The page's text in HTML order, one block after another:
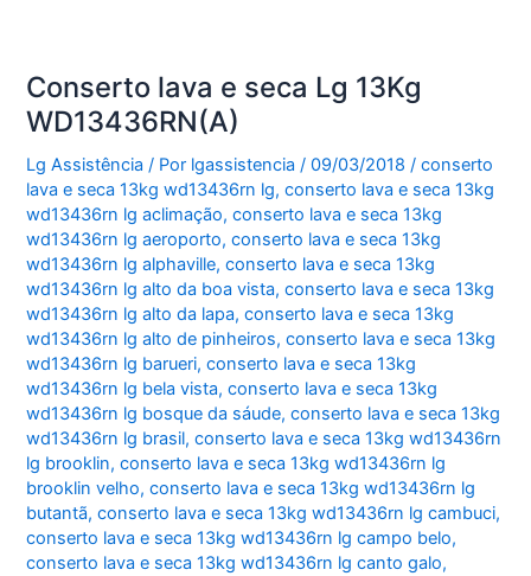
Conserto lava e seca Lg 13Kg
WD13436RN(A)
Lg Assistência / Por lgassistencia/09/03/2018 /conserto
lava e seca 13kg wd13436rn lg,conserto lava e seca 13kg
wd13436rn lg aclimação,conserto lava e seca 13kg
wd13436rn lg aeroporto,conserto lava e seca 13kg
wd13436rn lg alphaville,conserto lava e seca 13kg
wd13436rn lg alto da boa vista,conserto lava e seca 13kg
wd13436rn lg alto da lapa,conserto lava e seca 13kg
wd13436rn lg alto de pinheiros,conserto lava e seca 13kg
wd13436rn lg barueri,conserto lava e seca 13kg
wd13436rn lg bela vista,conserto lava e seca 13kg
wd13436rn lg bosque da sáude,conserto lava e seca 13kg
wd13436rn lg brasil,conserto lava e seca 13kg wd13436rn
lg brooklin,conserto lava e seca 13kg wd13436rn lg
brooklin velho,conserto lava e seca 13kg wd13436rn lg
butantã,conserto lava e seca 13kg wd13436rn lg cambuci,
conserto lava e seca 13kg wd13436rn lg campo belo,
conserto lava e seca 13kg wd13436rn lg canto galo,